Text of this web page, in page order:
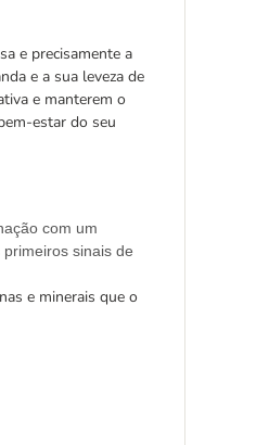
e precisamente a
e a sua leveza de
e manterem o
estar do seu
com um
sinais de
e minerais que o